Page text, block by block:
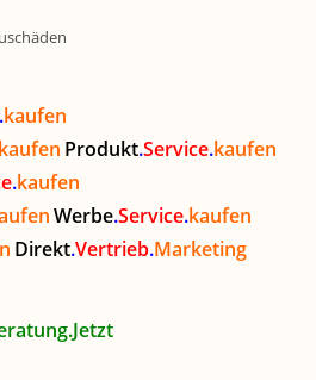
.kaufen
kaufen Produkt.Service.kaufen
.kaufen
Werbe.Service.kaufen
Direkt.Vertrieb.Marketing